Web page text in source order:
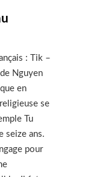
: Tik –
Nguyen
en
se
Tu
seize ans.
pour